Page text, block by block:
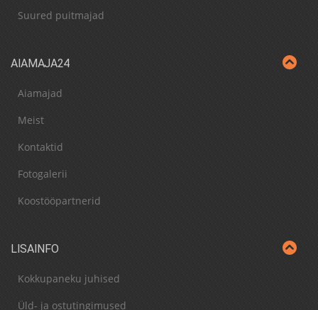
Suured puitmajad
AIAMAJA24
Aiamajad
Meist
Kontaktid
Fotogalerii
Koostööpartnerid
LISAINFO
Kokkupaneku juhised
Üld- ja ostutingimused